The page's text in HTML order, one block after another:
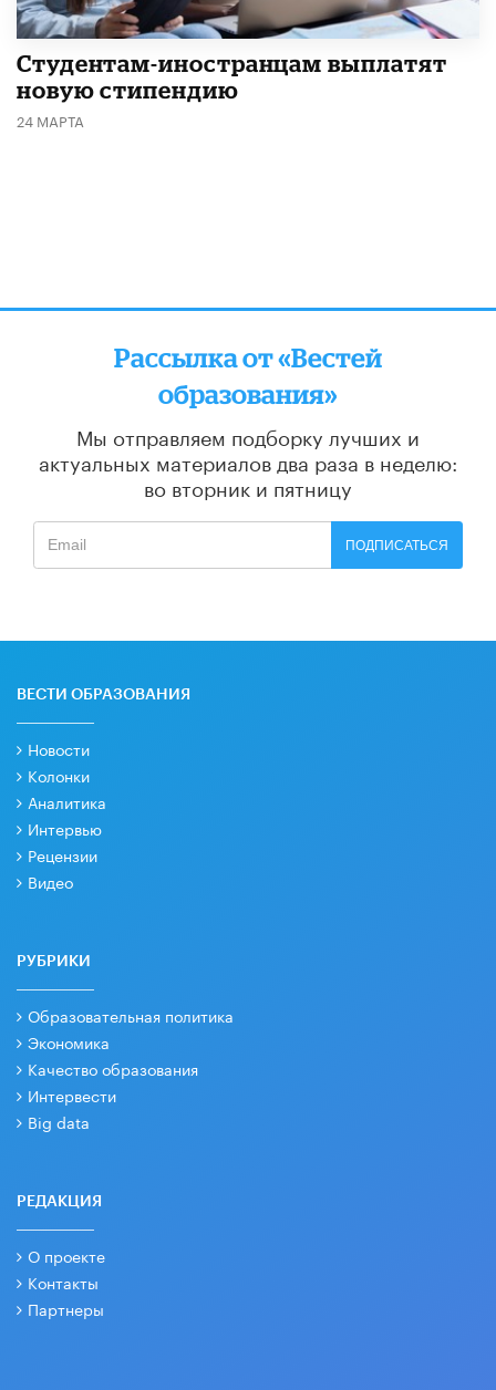
Студентам-иностранцам выплатят
новую стипендию
24 МАРТА
Рассылка от «Вестей
образования»
Мы отправляем подборку лучших и
актуальных материалов два раза в неделю:
во вторник и пятницу
ПОДПИСАТЬСЯ
ВЕСТИ ОБРАЗОВАНИЯ
Новости
Колонки
Аналитика
Интервью
Рецензии
Видео
РУБРИКИ
Образовательная политика
Экономика
Качество образования
Интервести
Big data
РЕДАКЦИЯ
О проекте
Контакты
Партнеры